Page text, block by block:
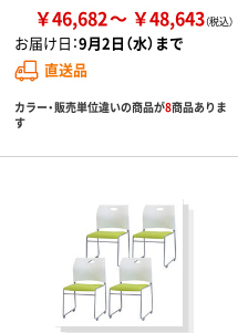
￥46,682 ￥48,643
お届け日：9月2日（水）まで
直送品
カラー・販売単位違いの商品が8商品ありま
す